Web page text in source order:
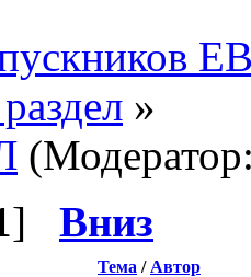
»
] Вниз
Тема / Автор